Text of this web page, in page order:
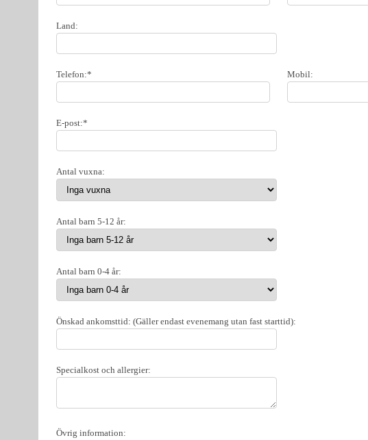
Land:
Telefon:* Mobil:
E-post:*
Antal vuxna:
Antal barn 5-12 år:
Antal barn 0-4 år:
Önskad ankomsttid: (Gäller endast evenemang utan fast starttid):
Specialkost och allergier:
Övrig information: